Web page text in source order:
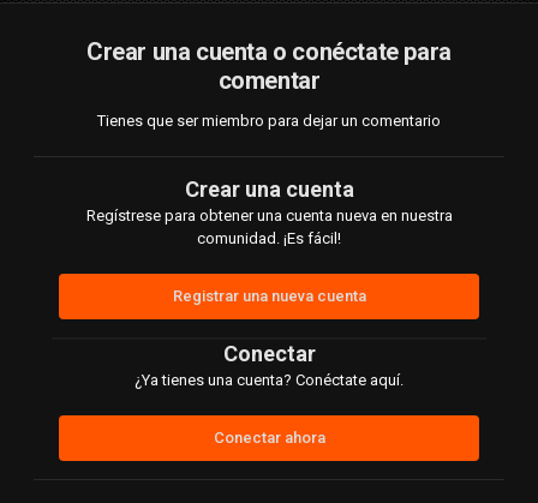
Crear una cuenta o conéctate para
comentar
Tienes que ser miembro para dejar un comentario
Crear una cuenta
Regístrese para obtener una cuenta nueva en nuestra
comunidad. ¡Es fácil!
Registrar una nueva cuenta
Conectar
¿Ya tienes una cuenta? Conéctate aquí.
Conectar ahora